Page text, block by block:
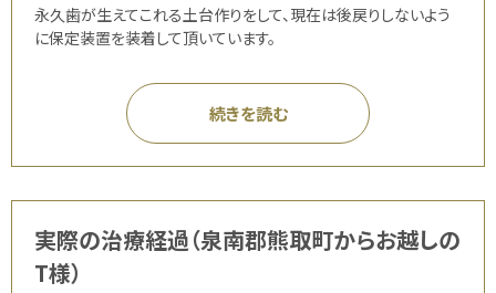
永久歯が生えてこれる土台作りをして、現在は後戻りしないよう
に保定装置を装着して頂いています。
続きを読む
実際の治療経過（泉南郡熊取町からお越しの
T様）